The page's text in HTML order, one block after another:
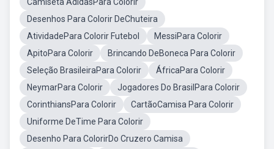
Desenhos Para Colorir DeChuteira
AtividadePara Colorir Futebol
MessiPara Colorir
ApitoPara Colorir
Brincando DeBoneca Para Colorir
Seleção BrasileiraPara Colorir
ÁfricaPara Colorir
NeymarPara Colorir
Jogadores Do BrasilPara Colorir
CorinthiansPara Colorir
CartãoCamisa Para Colorir
Uniforme DeTime Para Colorir
Desenho Para ColorirDo Cruzero Camisa